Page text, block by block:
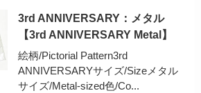
3rd ANNIVERSARY：メタル
【3rd ANNIVERSARY Metal】
絵柄/Pictorial Pattern3rd
ANNIVERSARYサイズ/Sizeメタル
サイズ/Metal-sized色/Co...